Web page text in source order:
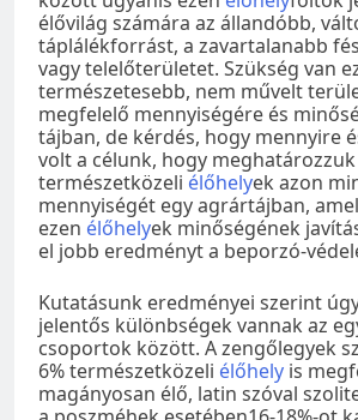
élővilág számára az állandóbb,
táplálékforrást, a zavartalanabb
vagy telelőterületet. Szükség van
természetesebb, nem művelt
megfelelő mennyiségére és
tájban, de kérdés, hogy mennyire
volt a célunk, hogy meghatározzuk
természetközeli élőhelyek azon
mennyiségét egy agrártájban,
ezen élőhelyek minőségének
el jobb eredményt a beporzó-
Kutatásunk eredményei szerint
jelentős különbségek vannak az
csoportok között. A zengőlegyek
6% természetközeli élőhely is
magányosan élő, latin szóval